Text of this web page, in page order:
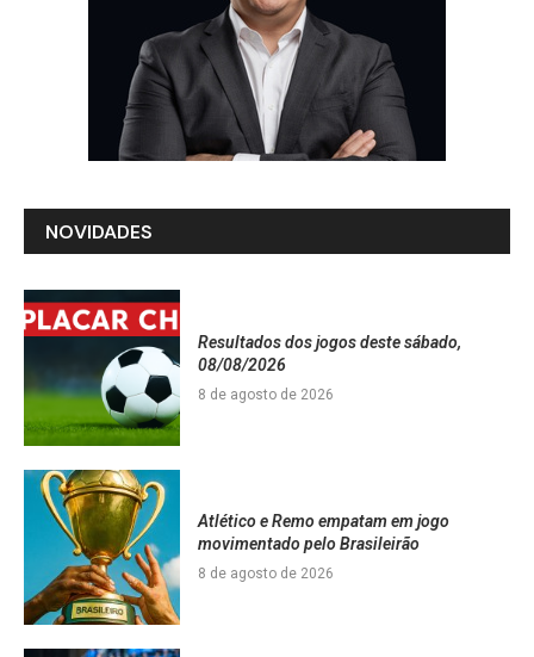
NOVIDADES
Resultados dos jogos deste sábado,
08/08/2026
8 de agosto de 2026
Atlético e Remo empatam em jogo
movimentado pelo Brasileirão
8 de agosto de 2026